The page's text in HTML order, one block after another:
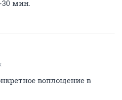
30 мин.
воплощение в